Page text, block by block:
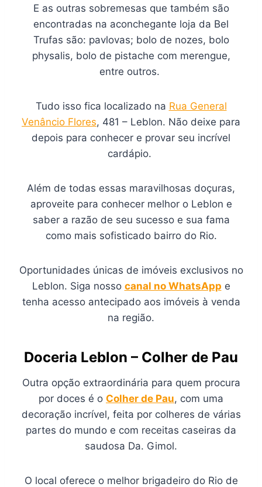
E as outras sobremesas que também são
encontradas na aconchegante loja da Bel
Trufas são: pavlovas; bolo de nozes, bolo
physalis, bolo de pistache com merengue,
entre outros.
Tudo isso fica localizado na Rua General
Venâncio Flores, 481 – Leblon. Não deixe para
depois para conhecer e provar seu incrível
cardápio.
Além de todas essas maravilhosas doçuras,
aproveite para conhecer melhor o Leblon e
saber a razão de seu sucesso e sua fama
como mais sofisticado bairro do Rio.
Oportunidades únicas de imóveis exclusivos no
Leblon. Siga nosso canal no WhatsApp e
tenha acesso antecipado aos imóveis à venda
na região.
Doceria Leblon – Colher de Pau
Outra opção extraordinária para quem procura
por doces é o Colher de Pau, com uma
decoração incrível, feita por colheres de várias
partes do mundo e com receitas caseiras da
saudosa Da. Gimol.
O local oferece o melhor brigadeiro do Rio de